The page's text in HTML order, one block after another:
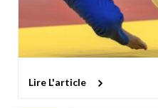
Lire L'article